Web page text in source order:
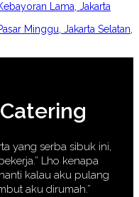
Lama, Jakarta
Minggu, Jakarta Selatan,
yang serba sibuk ini,
Lho kenapa
kalau aku pulang
aku dirumah.”